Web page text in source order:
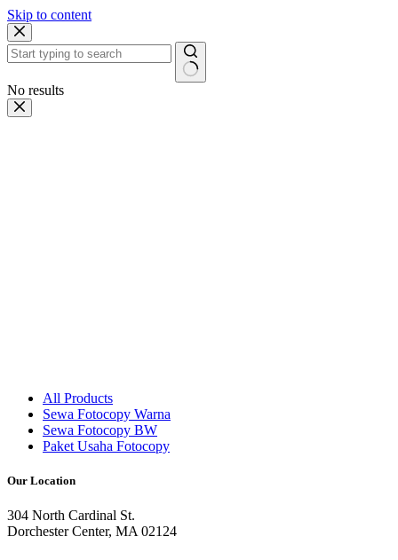
Skip to content
No results
All Products
Sewa Fotocopy Warna
Sewa Fotocopy BW
Paket Usaha Fotocopy
Our Location
304 North Cardinal St.
Dorchester Center, MA 02124